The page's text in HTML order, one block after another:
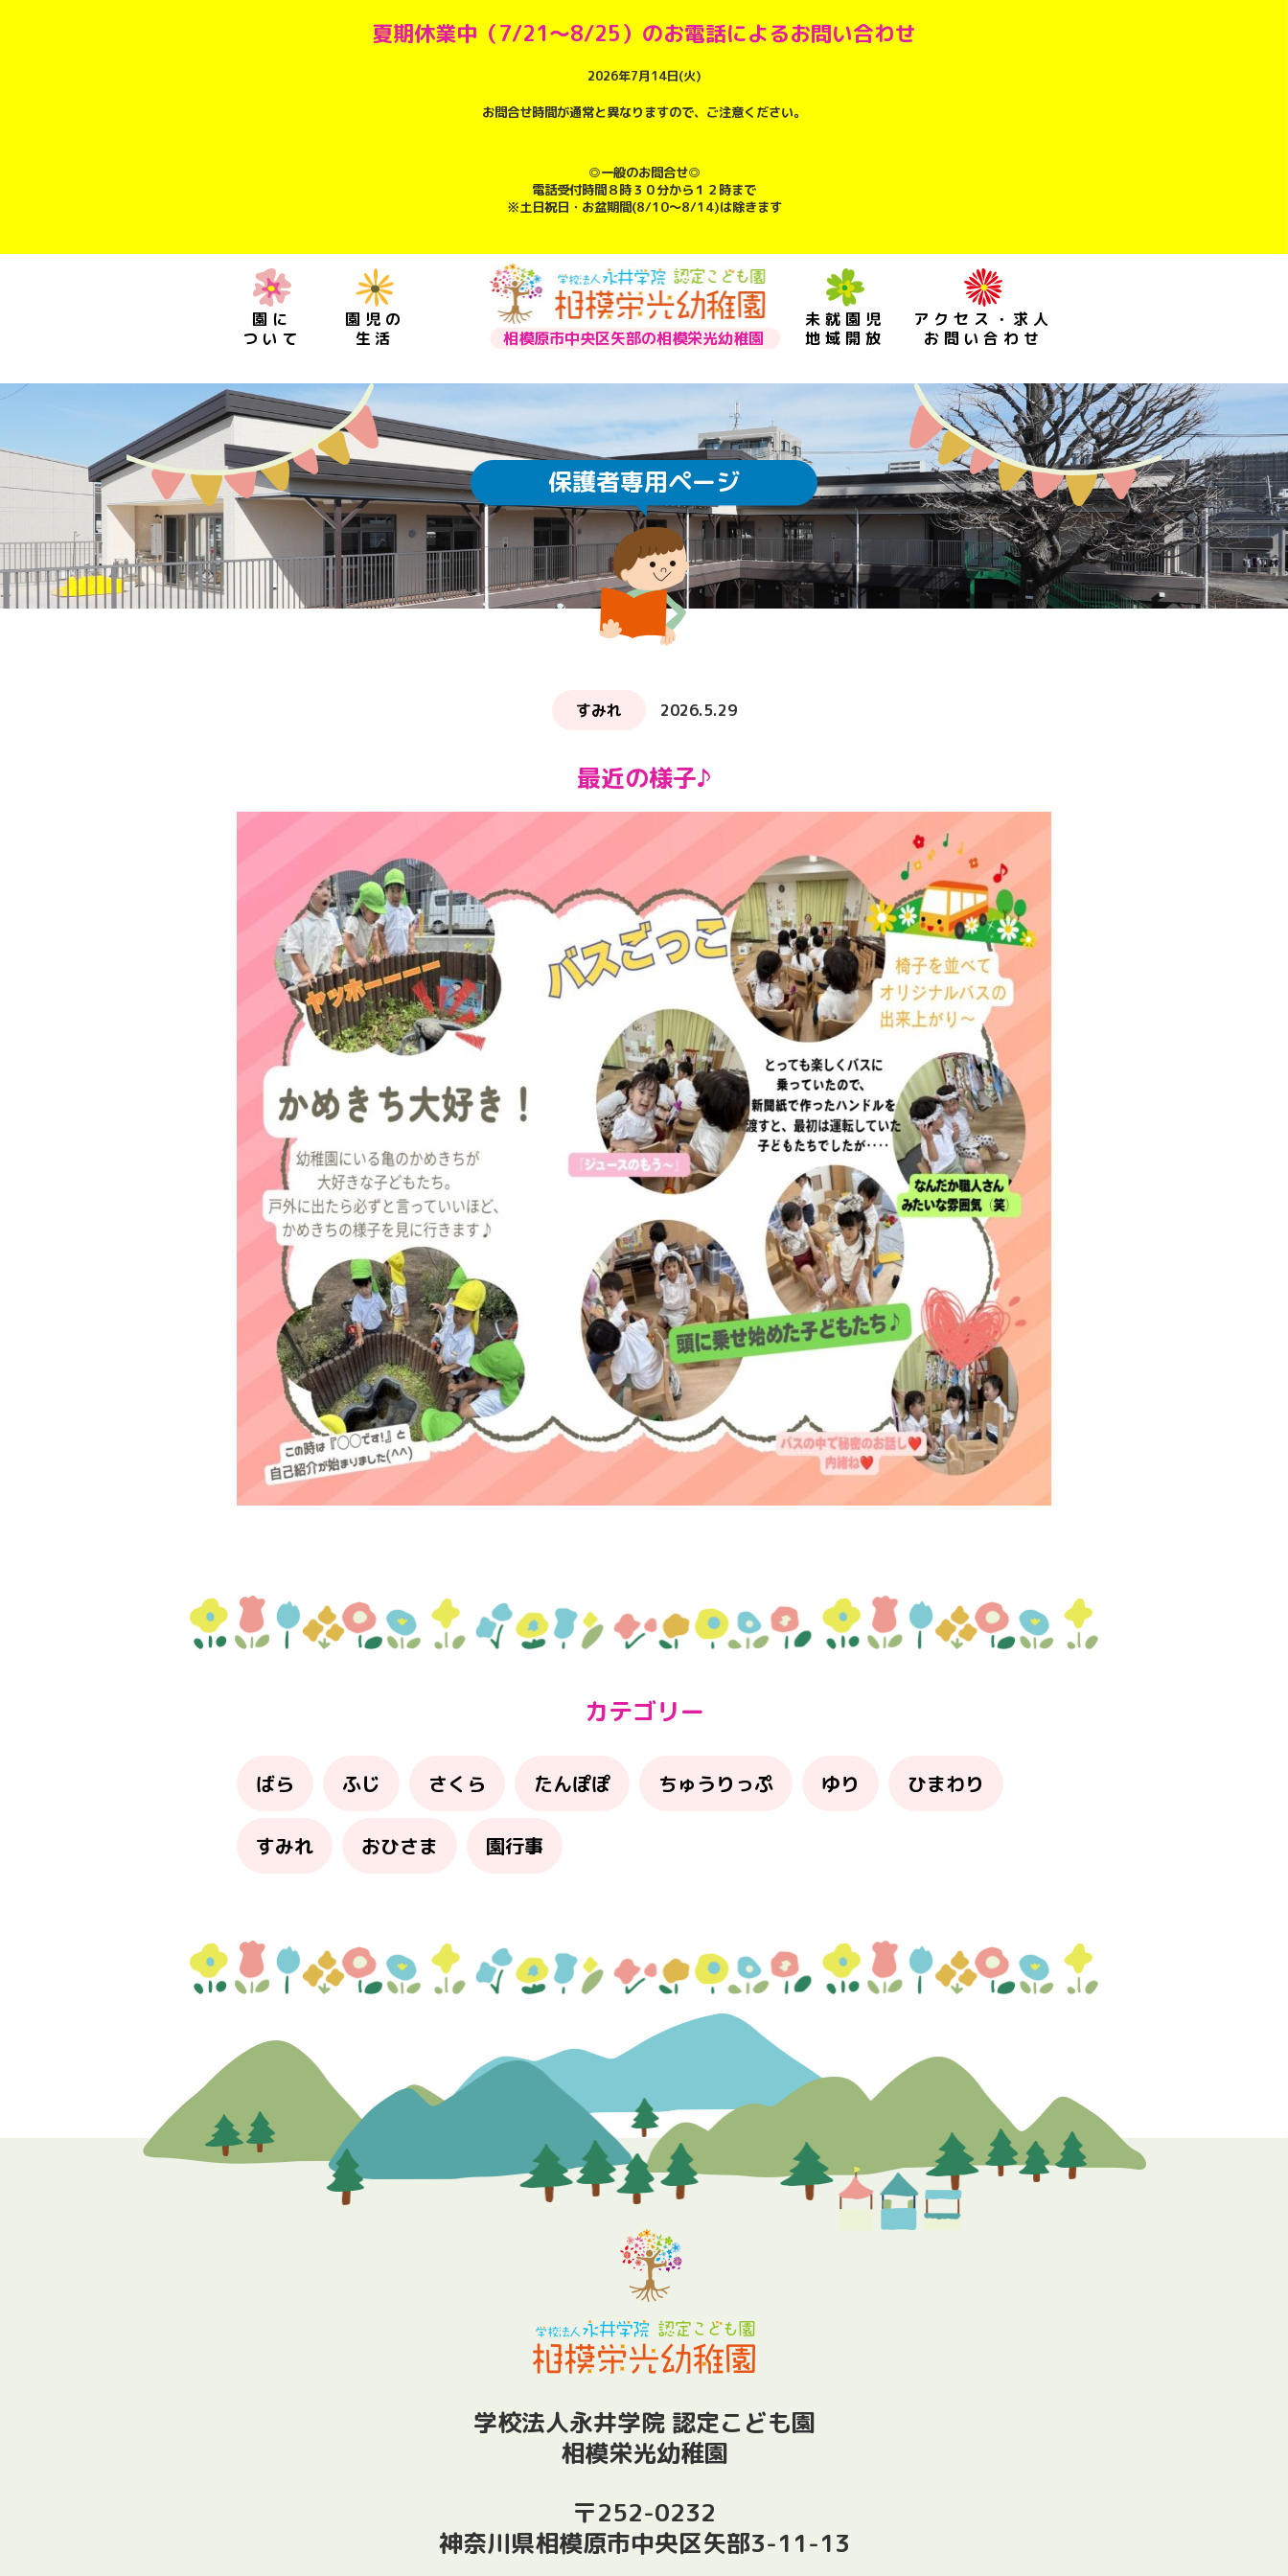
夏期休業中（7/21～8/25）のお電話によるお問い合わせ
2026年7月14日(火)
お問合せ時間が通常と異なりますので、ご注意ください。
◎一般のお問合せ◎
電話受付時間８時３０分から１２時まで
※土日祝日・お盆期間(8/10～8/14)は除きます
相模原市中央区矢部の相模栄光幼稚園
園に
ついて
教育保育について 通園方法 ICTの利用 園の概要
園児の
生活
園の環境 生活の流れ クラスについて 給食・食育 預かり保育 課外教室
未就園児
地域開放
募集案内
入園説明会
未就園児教室
園庭開放
子育てサロン ぽかぽか
地域開放
アクセス・求人
お問い合わせ
アクセスMAP 求人情報 お問い合わせ
保護者専用ページ
すみれ 2026.5.29
最近の様子♪
カテゴリー
ばら ふじ さくら たんぽぽ ちゅうりっぷ ゆり ひまわり
すみれ おひさま 園行事
学校法人永井学院 認定こども園
相模栄光幼稚園
〒252-0232
神奈川県相模原市中央区矢部3-11-13